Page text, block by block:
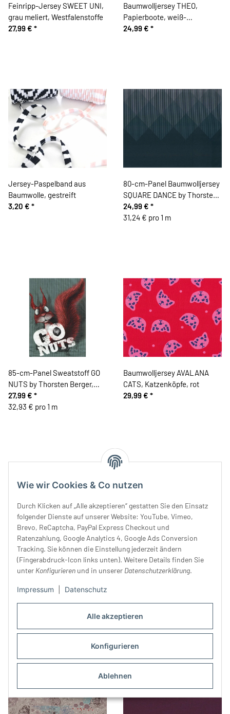
Alle akzeptieren
Konfigurieren
Ablehnen
Wie wir Cookies & Co nutzen
Durch Klicken auf „Alle akzeptieren“ gestatten Sie den Einsatz
folgender Dienste auf unserer Website: YouTube, Vimeo,
Brevo, ReCaptcha, PayPal Express Checkout und
Ratenzahlung, Google Analytics 4, Google Ads Conversion
Tracking. Sie können die Einstellung jederzeit ändern
(Fingerabdruck-Icon links unten). Weitere Details finden Sie
unter Konfigurieren und in unserer Datenschutzerklärung.
Impressum Datenschutz
Feinripp-Jersey SWEET UNI,
grau meliert, Westfalenstoffe
27,99 € *
Baumwolljersey THEO,
Papierboote, weiß-
marineblau
24,99 € *
Jersey-Paspelband aus
Baumwolle, gestreift
3,20 € *
80-cm-Panel Baumwolljersey
SQUARE DANCE by Thorsten
Berger, Rautenbordüre,
blaugrau
24,99 € *
31,24 € pro 1 m
85-cm-Panel Sweatstoff GO
NUTS by Thorsten Berger,
Schrift, taubenblau
27,99 € *
32,93 € pro 1 m
Baumwolljersey AVALANA
CATS, Katzenköpfe, rot
29,99 € *
Baumwolljersey vom Designer
LAURIN, Steinmauer, grau
meliert-schwarz
34,99 €
Baumwolljersey THEO,
Papierboote, marineblau-rot